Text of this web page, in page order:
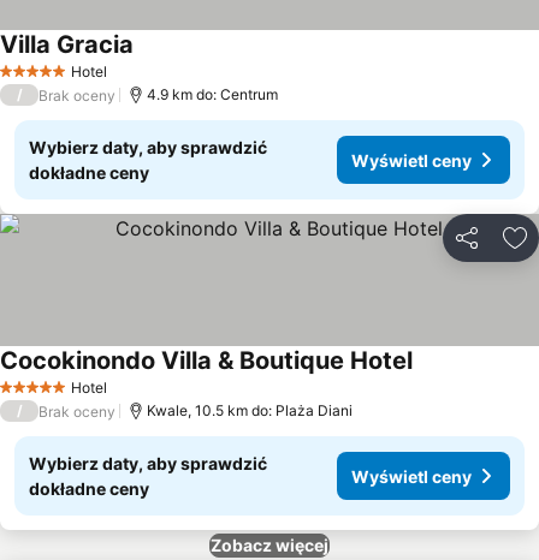
5 KategoriaHotel
Villa Gracia
/ Brak oceny 4.9 km do: Centrum
Wybierz daty, aby sprawdzić
dokładne ceny
Wyświetl ceny
5 KategoriaHotel
Cocokinondo Villa & Boutique Hotel
/ Brak oceny Kwale, 10.5 km do: Plaża Diani
Wybierz daty, aby sprawdzić
dokładne ceny
Wyświetl ceny
Zobacz więcej